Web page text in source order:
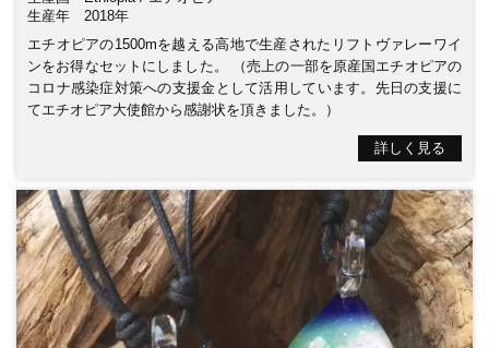
生産年
2018年
エチオピアの1500mを越える高地で生産されたリフトヴァレーワイ
ンをお得なセットにしました。 （売上の一部を原産国エチオピアの
コロナ感染症対策への支援金として活用しています。先日の支援に
てエチオピア大使館から感謝状を頂きました。）
詳しく見る